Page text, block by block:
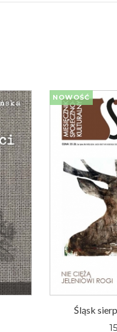
NOWOŚĆ
Śląsk